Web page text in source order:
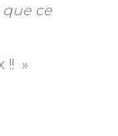
que ce
!! »